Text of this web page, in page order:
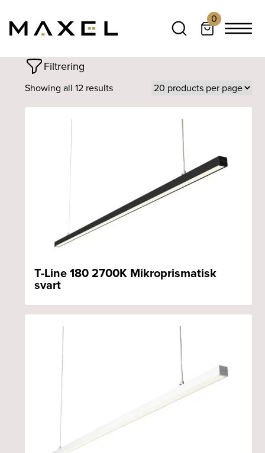
0
Filtrering
Showing all 12 results
T-Line 180 2700K Mikroprismatisk
svart